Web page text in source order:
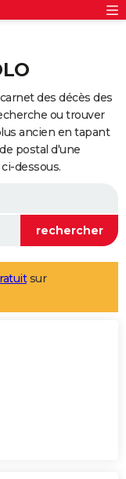
des décès des
ou trouver
ancien en tapant
postal d'une
dessous.
sur